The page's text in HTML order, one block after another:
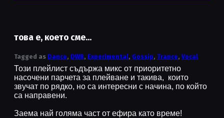
това е, което сме...
Tagged as Dance, DWR, Experimental, Gossip, Trance, Vocal
Този плейлист съдържа микс от приоритетно
насочени парчета за плейване и такива, които
звучат по рядко, но са интересни с начина, по който
са направени.
Заема най голяма част от ефира като време!